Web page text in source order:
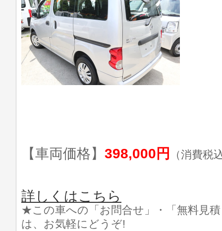
【車両価格】 398,000円 （消費税
詳しくはこちら
★この車への「お問合せ」・「無料見
は、お気軽にどうぞ!